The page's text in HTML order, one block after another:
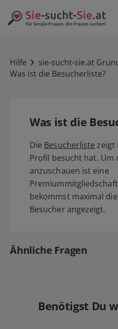
Hilfe
sie-sucht-sie.at
Was ist die Besucherliste?
Was ist die
Die Besucherliste zeigt
Profil besucht hat. Um
anzuschauen ist eine
bekommst maximal
Besucher angezeigt.
Ähnliche Fragen
Benötigst Du